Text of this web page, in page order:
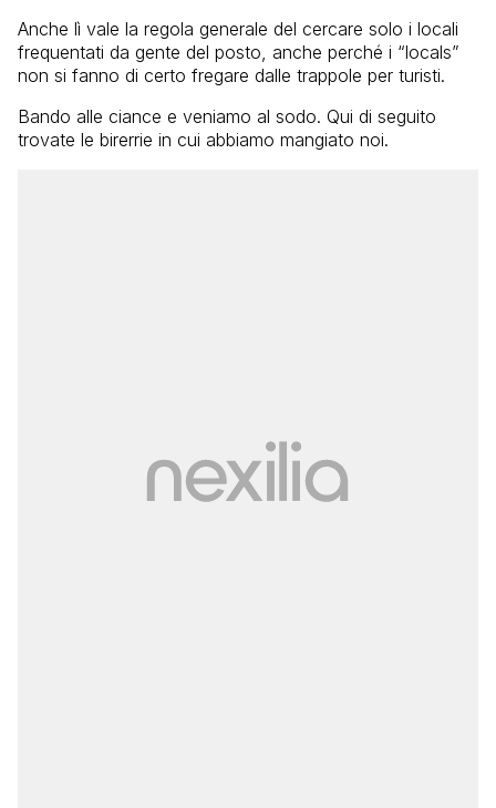
Anche lì vale la regola generale del cercare solo i locali
frequentati da gente del posto, anche perché i “locals”
non si fanno di certo fregare dalle trappole per turisti.
Bando alle ciance e veniamo al sodo. Qui di seguito
trovate le birerrie in cui abbiamo mangiato noi.